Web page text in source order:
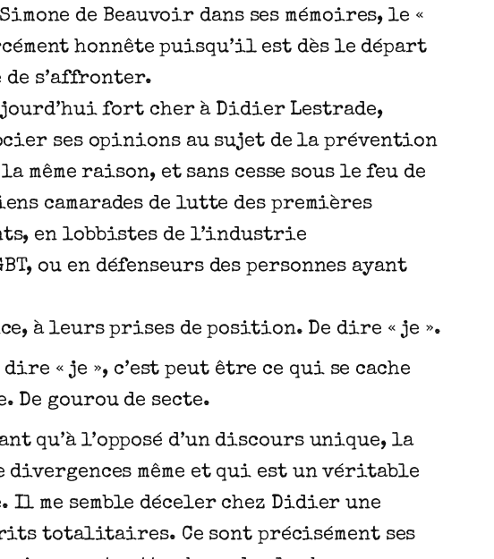
de Beauvoir dans ses mémoires, le «
honnête puisqu’il est dès le départ
de s’affronter.
fort cher à Didier Lestrade,
ses opinions au sujet de la prévention
même raison, et sans cesse sous le feu de
camarades de lutte des premières
en lobbistes de l’industrie
ou en défenseurs des personnes ayant
à leurs prises de position. De dire « je ».
« je », c’est peut être ce qui se cache
De gourou de secte.
l’opposé d’un discours unique, la
même et qui est un véritable
me semble déceler chez Didier une
totalitaires. Ce sont précisément ses